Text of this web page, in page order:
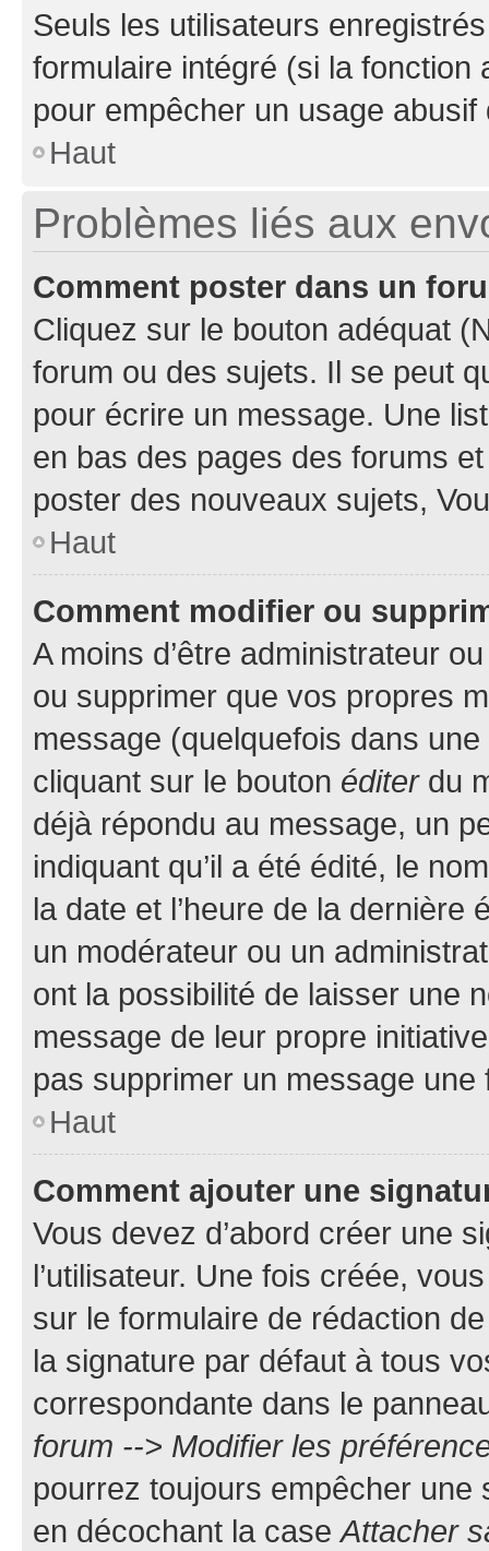
Seuls les utilisateurs
formulaire intégré (si la fonction
pour empêcher un usage
Haut
Problèmes liés aux
Comment poster dans un
Cliquez sur le bouton adéquat
forum ou des sujets. Il se peut
pour écrire un message. Une
en bas des pages des forums
poster des nouveaux sujets,
Haut
Comment modifier ou
A moins d’être administrateur
ou supprimer que vos propres
message (quelquefois dans
cliquant sur le bouton éditerdu
déjà répondu au message, un
indiquant qu’il a été édité, le
la date et l’heure de la dernière
un modérateur ou un
ont la possibilité de laisser une
message de leur propre
pas supprimer un message une
Haut
Comment ajouter une
Vous devez d’abord créer une
l’utilisateur. Une fois créée,
sur le formulaire de rédaction
la signature par défaut à tous
correspondante dans le
forum --> Modifier les
pourrez toujours empêcher une
en décochant la caseAttacher